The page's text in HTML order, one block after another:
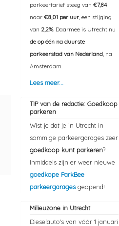
parkeertarief steeg van €7,84
naar €8,01 per uur, een stijging
van 2,2%. Daarmee is Utrecht nu
de op één na duurste
parkeerstad van Nederland, na
Amsterdam.
Lees meer...
TIP van de redactie: Goedkoop
parkeren
Wist je dat je in Utrecht in
sommige parkeergarages zeer
goedkoop kunt parkeren?
Inmiddels zijn er weer nieuwe
goedkope ParkBee
parkeergaragesgeopend!
Milieuzone in Utrecht
Dieselauto's van vóór 1 januari